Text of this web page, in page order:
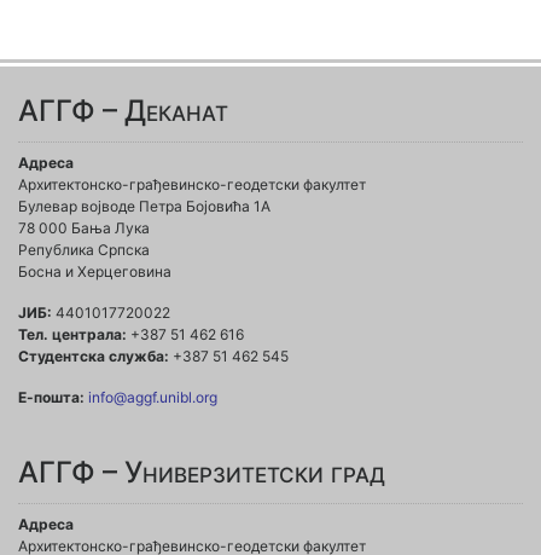
АГГФ – Деканат
Адреса
Архитектонско-грађевинско-геодетски факултет
Булевар војводе Петра Бојовића 1A
78 000 Бања Лука
Република Српска
Босна и Херцеговина
ЈИБ: 4401017720022
Тел. централа: +387 51 462 616
Студентска служба: +387 51 462 545
Е-пошта: info@aggf.unibl.org
АГГФ – Универзитетски град
Адреса
Архитектонско-грађевинско-геодетски факултет